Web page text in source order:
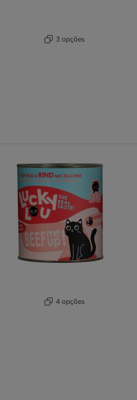
3 opções
4 opções